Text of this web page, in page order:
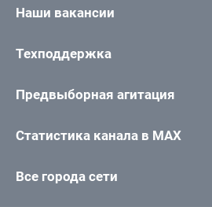
Наши вакансии
Техподдержка
Предвыборная агитация
Статистика канала в MAX
Все города сети